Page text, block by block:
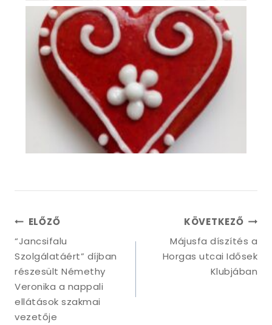
ELŐZŐ
“Jancsifalu
Szolgálatáért” díjban
részesült Némethy
Veronika a nappali
ellátások szakmai
vezetője
KÖVETKEZŐ
Májusfa díszítés a
Horgas utcai Idősek
Klubjában